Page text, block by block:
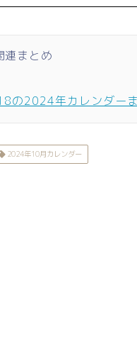
連まとめ
の2024年カレンダー
2024年10月カレンダー